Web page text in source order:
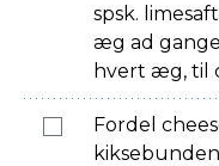
spsk.
æg ad
hvert æg, til
Fordel